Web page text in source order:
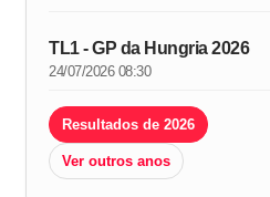
TL1 - GP da Hungria 2026
24/07/2026 08:30
Resultados de 2026
Ver outros anos